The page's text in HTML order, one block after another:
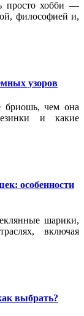
просто хобби —
философией и,
узоров
бриошь, чем она
и какие
особенности
шарики,
включая
выбрать?